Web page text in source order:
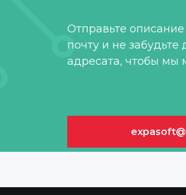
Отправьте
почту и не забудьте
адресата, чтобы мы